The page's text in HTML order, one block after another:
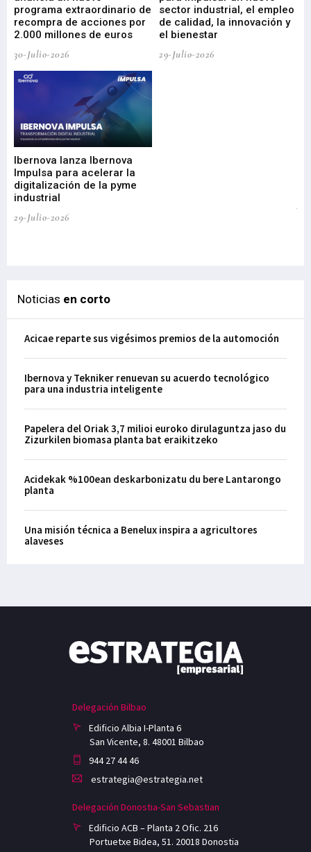
programa extraordinario de
recompra de acciones por
2.000 millones de euros
30-Julio-2026
sector industrial, el empleo
de calidad, la innovación y
el bienestar
29-Julio-2026
Ibernova lanza Ibernova
Impulsa para acelerar la
digitalización de la pyme
industrial
29-Julio-2026
Noticias en corto
Acicae reparte sus vigésimos premios de la automoción
Ibernova y Tekniker renuevan su acuerdo tecnológico
para una industria inteligente
Papelera del Oriak 3,7 milioi euroko dirulaguntza jaso du
Zizurkilen biomasa planta bat eraikitzeko
Acidekak %100ean deskarbonizatu du bere Lantarongo
planta
Una misión técnica a Benelux inspira a agricultores
alaveses
Delegación Bilbao
Edificio Albia I-Planta 6
San Vicente, 8. 48001 Bilbao
944 27 44 46
estrategia@estrategia.net
Delegación Donostia-San Sebastian
Edificio ACB – Planta 2 Ofic. 216
Portuetxe Bidea, 51. 20018 Donostia